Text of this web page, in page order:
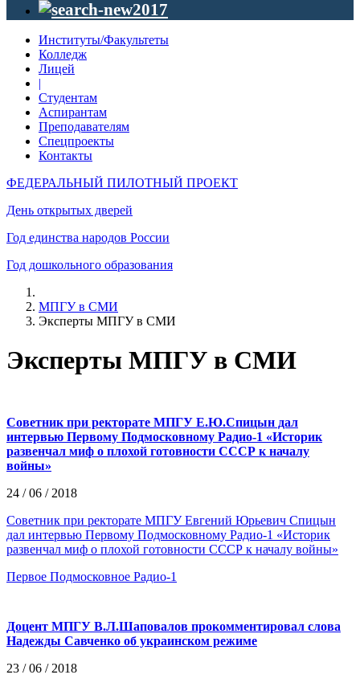
Институты/Факультеты
Колледж
Лицей
|
Студентам
Аспирантам
Преподавателям
Спецпроекты
Контакты
ФЕДЕРАЛЬНЫЙ ПИЛОТНЫЙ ПРОЕКТ
День открытых дверей
Год единства народов России
Год дошкольного образования
МПГУ в СМИ
Эксперты МПГУ в СМИ
Эксперты МПГУ в СМИ
Советник при ректорате МПГУ Е.Ю.Спицын дал
интервью Первому Подмосковному Радио-1 «Историк
развенчал миф о плохой готовности СССР к началу
войны»
24 / 06 / 2018
Советник при ректорате МПГУ Евгений Юрьевич Спицын
дал интервью Первому Подмосковному Радио-1 «Историк
развенчал миф о плохой готовности СССР к началу войны»
Первое Подмосковное Радио-1
Доцент МПГУ В.Л.Шаповалов прокомментировал слова
Надежды Савченко об украинском режиме
23 / 06 / 2018